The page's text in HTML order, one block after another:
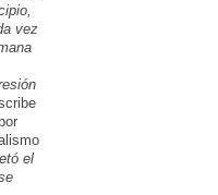
vez
el